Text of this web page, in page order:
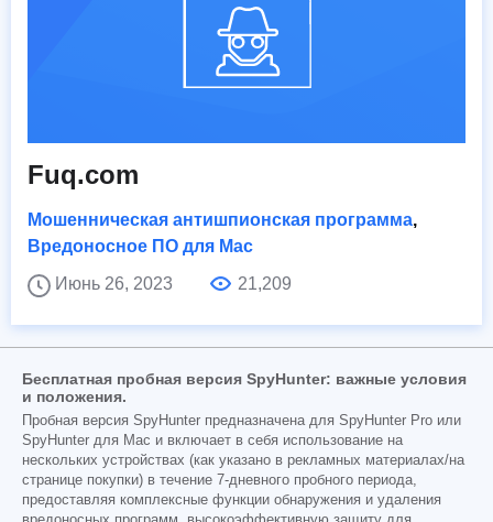
Fuq.com
Мошенническая антишпионская программа,
Вредоносное ПО для Mac
Июнь 26, 2023
21,209
Бесплатная пробная версия SpyHunter: важные условия
и положения.
Пробная версия SpyHunter предназначена для SpyHunter Pro или
SpyHunter для Mac и включает в себя использование на
нескольких устройствах (как указано в рекламных материалах/на
странице покупки) в течение 7-дневного пробного периода,
предоставляя комплексные функции обнаружения и удаления